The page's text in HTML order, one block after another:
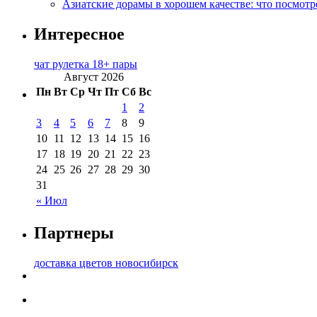
Азиатские дорамы в хорошем качестве: что
Интересное
чат рулетка 18+ пары
Август 2026
Пн Вт Ср Чт Пт Сб Вс
« Июл
1
2
3
4 5 6 7 8
9
10 11 12 13 14 15 16
17 18 19 20 21 22 23
24 25 26 27 28 29 30
31
Партнеры
доставка цветов новосибирск